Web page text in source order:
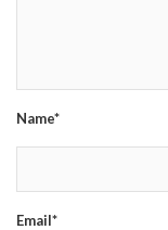
Name*
Email*